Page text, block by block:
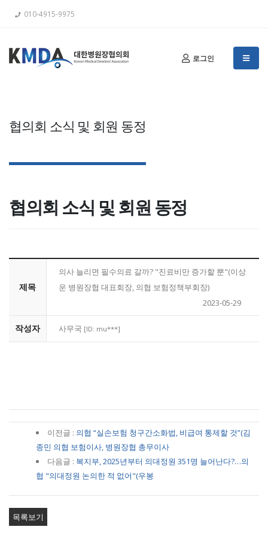
010-4915-9975
로그인
협의회 소식 및 회원 동정
협의회 소식 및 회원 동정
제목
의사 늘리면 필수의료 갈까? "진료비만 증가할 뿐"(이상
운 병원장협 대표회장, 의협 보험정책부회장)
2023-05-29
작성자 사무국 [ID: mu***]
이전글 : 의협 “실손보험 청구간소화법, 비급여 통제할 것”(김
종민 의협 보험이사, 병원장협 총무이사
다음글 : 복지부, 2025년부터 의대정원 351명 늘어난다?…의
협 "의대정원 논의한 적 없어"(우봉
목록보기